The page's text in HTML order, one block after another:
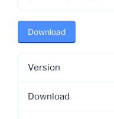
Download
Version
Download